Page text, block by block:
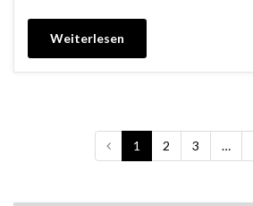
Weiterlesen
1 2 3 …